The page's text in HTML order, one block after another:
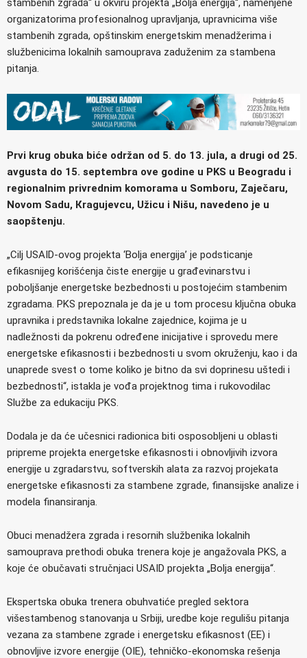
stambenih zgrada“ u okviru projekta „Bolja energija“, namenjene
organizatorima profesionalnog upravljanja, upravnicima više
stambenih zgrada, opštinskim energetskim menadžerima i
službenicima lokalnih samouprava zaduženim za stambena
pitanja.
Prvi krug obuka biće održan od 5. do 13. jula, a drugi od 25.
avgusta do 15. septembra ove godine u PKS u Beogradu i
regionalnim privrednim komorama u Somboru, Zaječaru,
Novom Sadu, Кragujevcu, Užicu i Nišu, navedeno je u
saopštenju.
„Cilj USAID-ovog projekta ‘Bolja energija’ je podsticanje
efikasnijeg korišćenja čiste energije u građevinarstvu i
poboljšanje energetske bezbednosti u postojećim stambenim
zgradama. PKS prepoznala je da je u tom procesu ključna obuka
upravnika i predstavnika lokalne zajednice, kojima je u
nadležnosti da pokrenu određene inicijative i sprovedu mere
energetske efikasnosti i bezbednosti u svom okruženju, kao i da
unaprede svest o tome koliko je bitno da svi doprinesu uštedi i
bezbednosti“, istakla je vođa projektnog tima i rukovodilac
Službe za edukaciju PKS.
Dodala je da će učesnici radionica biti osposobljeni u oblasti
pripreme projekta energetske efikasnosti i obnovljivih izvora
energije u zgradarstvu, softverskih alata za razvoj projekata
energetske efikasnosti za stambene zgrade, finansijske analize i
modela finansiranja.
Obuci menadžera zgrada i resornih službenika lokalnih
samouprava prethodi obuka trenera koje je angažovala PKS, a
koje će obučavati stručnjaci USAID projekta „Bolja energija“.
Ekspertska obuka trenera obuhvatiće pregled sektora
višestambenog stanovanja u Srbiji, uredbe koje regulišu pitanja
vezana za stambene zgrade i energetsku efikasnost (EE) i
obnovljive izvore energije (OIE), tehničko-ekonomska rešenja